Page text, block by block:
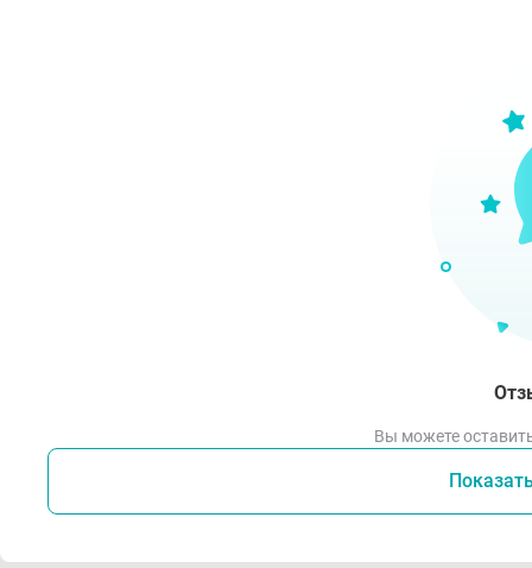
Вы можете